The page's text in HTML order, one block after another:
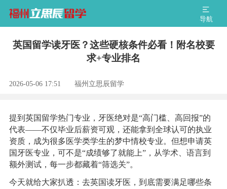
导航
英国留学读牙医？这些硬核条件必看！附名校要
求+专业排名
2026-05-06 17:51 福州立思辰留学
提到英国留学热门专业，牙医绝对是“高门槛、高回报”的
代表——不仅毕业后薪资可观，还能拿到全球认可的执业
资质，成为很多医学类学生的梦中情校专业。但想申请英
国牙医专业，可不是“成绩够了就能上”，从学术、语言到
额外测试，每一步都藏着“筛选关”。
今天就给大家扒透：去英国读牙医，到底需要满足哪些条